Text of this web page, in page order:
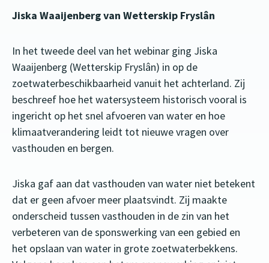
Jiska Waaijenberg van Wetterskip Fryslân
In het tweede deel van het webinar ging Jiska
Waaijenberg (Wetterskip Fryslân) in op de
zoetwaterbeschikbaarheid vanuit het achterland. Zij
beschreef hoe het watersysteem historisch vooral is
ingericht op het snel afvoeren van water en hoe
klimaatverandering leidt tot nieuwe vragen over
vasthouden en bergen.
Jiska gaf aan dat vasthouden van water niet betekent
dat er geen afvoer meer plaatsvindt. Zij maakte
onderscheid tussen vasthouden in de zin van het
verbeteren van de sponswerking van een gebied en
het opslaan van water in grote zoetwaterbekkens.